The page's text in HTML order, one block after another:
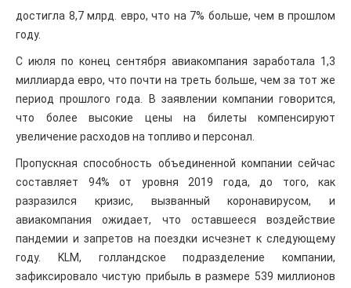
достигла 8,7 млрд. евро, что на 7% больше, чем в прошлом
году.
С июля по конец сентября авиакомпания заработала 1,3
миллиарда евро, что почти на треть больше, чем за тот же
период прошлого года. В заявлении компании говорится,
что более высокие цены на билеты компенсируют
увеличение расходов на топливо и персонал.
Пропускная способность объединенной компании сейчас
составляет 94% от уровня 2019 года, до того, как
разразился кризис, вызванный коронавирусом, и
авиакомпания ожидает, что оставшееся воздействие
пандемии и запретов на поездки исчезнет к следующему
году. KLM, голландское подразделение компании,
зафиксировало чистую прибыль в размере 539 миллионов